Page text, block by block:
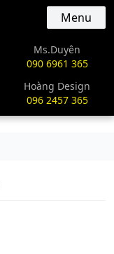
Menu
Ms.Duyên
090 6961 365
Hoàng Design
096 2457 365